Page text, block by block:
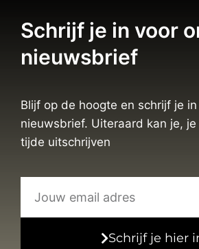
Schrijf je in voor
nieuwsbrief
Blijf op de hoogte en schrijf je
nieuwsbrief. Uiteraard kan je, je
tijde uitschrijven
Schrijf je hier